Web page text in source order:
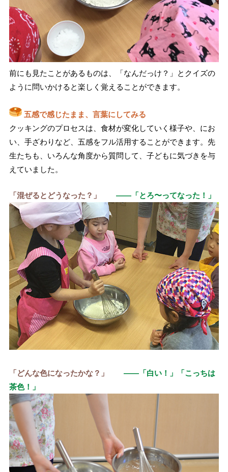
前にも見たことがあるものは、「なんだっけ？」とクイズの
ように問いかけると楽しく覚えることができます。
五感で感じたまま、言葉にしてみる
クッキングのプロセスは、食材が変化していく様子や、にお
い、手ざわりなど、五感をフル活用することができます。先
生たちも、いろんな角度から質問して、子どもに気づきを与
えていました。
「混ぜるとどうなった？」 ——「とろ〜ってなった！」
「どんな色になったかな？」
——「白い！」「こっちは
茶色！」